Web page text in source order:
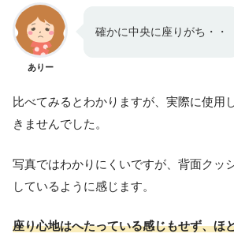
ありー
確かに中央に座りがち・・
比べてみるとわかりますが、実際に使用
きませんでした。
写真ではわかりにくいですが、背面クッ
しているように感じます。
座り心地はへたっている感じもせず、ほ